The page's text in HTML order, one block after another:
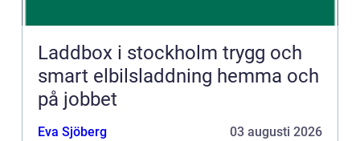
Laddbox i stockholm trygg och
smart elbilsladdning hemma och
på jobbet
Eva Sjöberg 03 augusti 2026